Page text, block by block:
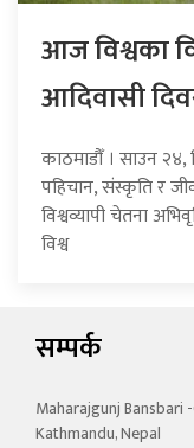
आज विश्वका
आदिवासी
काठमाडौँ । साउन
पहिचान, संस्कृति र
विश्वव्यापी चेतना
विश्व
सम्पर्क
Maharajgunj Bansbari
Kathmandu, Nepal